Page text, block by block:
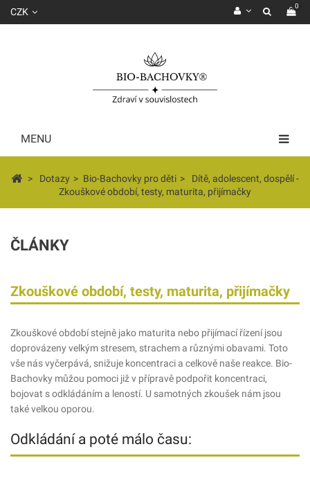
0
CZK
MENU
> Dotazy > Bio-Bachovky pro děti >
Dítě, adolescent, dospělí -
Zkouškové období, testy, maturita, přijímačky
ČLÁNKY
Zkouškové období, testy, maturita, přijímačky
Zkouškové období stejně jako maturita nebo přijímací řízení jsou
doprovázeny velkým stresem, strachem a různými obavami. Toto
vše nás vyčerpává, snižuje koncentraci a celkově naše reakce. Bio-
Bachovky můžou pomoci již v přípravě podpořit koncentraci,
bojovat s odkládáním a leností. U samotných zkoušek nám jsou
také velkou oporou.
Odkládání a poté málo času: